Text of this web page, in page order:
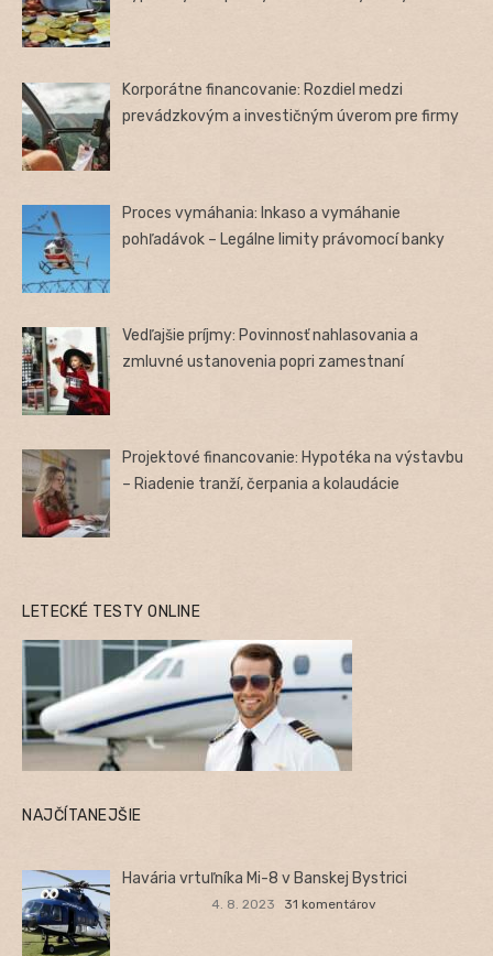
Korporátne financovanie: Rozdiel medzi
prevádzkovým a investičným úverom pre firmy
Proces vymáhania: Inkaso a vymáhanie
pohľadávok – Legálne limity právomocí banky
Vedľajšie príjmy: Povinnosť nahlasovania a
zmluvné ustanovenia popri zamestnaní
Projektové financovanie: Hypotéka na výstavbu
– Riadenie tranží, čerpania a kolaudácie
LETECKÉ TESTY ONLINE
NAJČÍTANEJŠIE
Havária vrtuľníka Mi-8 v Banskej Bystrici
4. 8. 2023 31 komentárov